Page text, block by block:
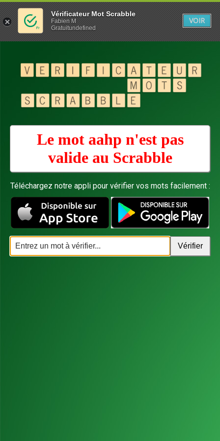
Le mot aahp n'est pas
valide au Scrabble
Téléchargez notre appli pour vérifier vos mots facilement :
Vérificateur Mot Scrabble
Fabien M
Gratuitundefined
VOIR